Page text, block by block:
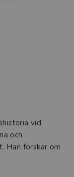
vid
och
Han forskar om